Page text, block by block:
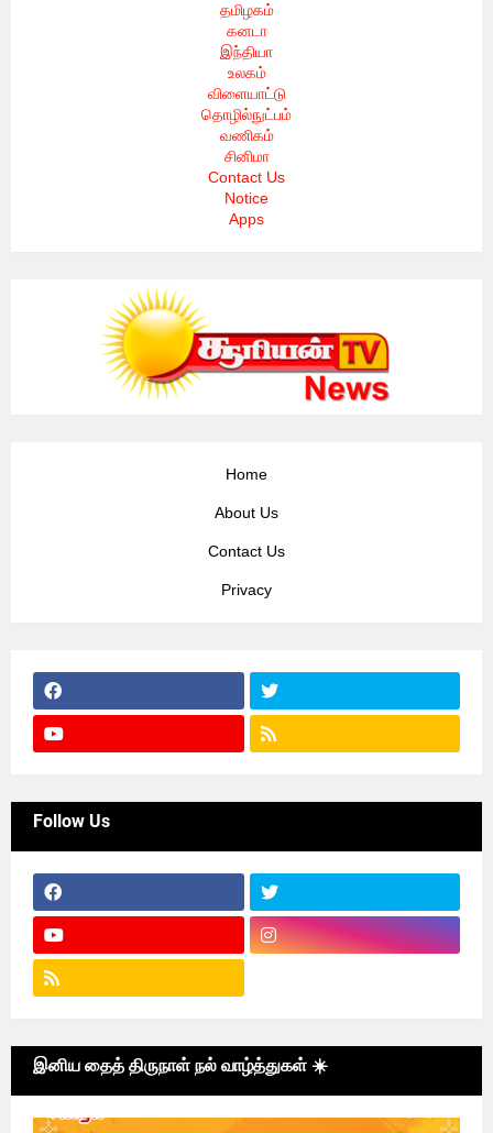
தமிழகம்
கனடா
இந்தியா
உலகம்
விளையாட்டு
தொழில்நுட்பம்
வணிகம்
சினிமா
Contact Us
Notice
Apps
Home
About Us
Contact Us
Privacy
Follow Us
இனிய தைத் திருநாள் நல் வாழ்த்துகள் ☀️